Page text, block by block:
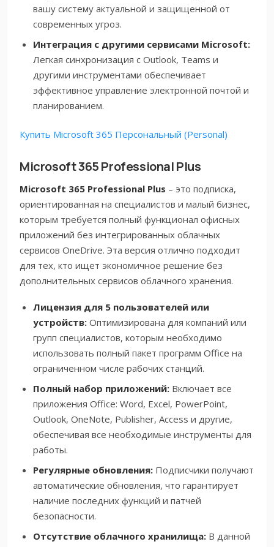
вашу систему актуальной и защищенной от
современных угроз.
Интеграция с другими сервисами Microsoft:
Легкая синхронизация с Outlook, Teams и
другими инструментами обеспечивает
эффективное управление электронной почтой и
планированием.
Купить Microsoft 365 Персональный (Personal)
Microsoft 365 Professional Plus
Microsoft 365 Professional Plus – это подписка,
ориентированная на специалистов и малый бизнес,
которым требуется полный функционал офисных
приложений без интегрированных облачных
сервисов OneDrive. Эта версия отлично подходит
для тех, кто ищет экономичное решение без
дополнительных сервисов облачного хранения.
Лицензия для 5 пользователей или
устройств: Оптимизирована для компаний или
групп специалистов, которым необходимо
использовать полный пакет программ Office на
ограниченном числе рабочих станций.
Полный набор приложений: Включает все
приложения Office: Word, Excel, PowerPoint,
Outlook, OneNote, Publisher, Access и другие,
обеспечивая все необходимые инструменты для
работы.
Регулярные обновления: Подписчики получают
автоматические обновления, что гарантирует
наличие последних функций и патчей
безопасности.
Отсутствие облачного хранилища: В данной